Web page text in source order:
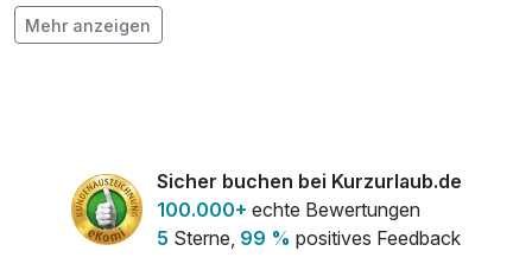
Mehr anzeigen
Sicher buchen bei Kurzurlaub.de
100.000+ echte Bewertungen
5 Sterne, 99 % positives Feedback